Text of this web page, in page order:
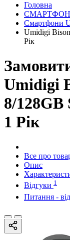
Головна
Смартфони
Umidigi
Рік
Umidigi
8/128GB
1 Рік
Все про
Опис
Відгуки 1
Питання -